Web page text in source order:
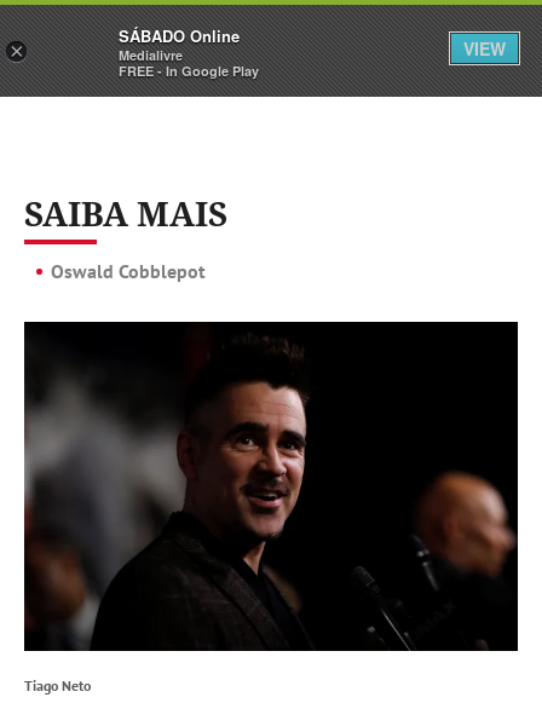
Sábado Assine Iniciar Sessão
SAIBA MAIS
Oswald Cobblepot
Tiago Neto
×
SÁBADO Online
Medialivre
FREE - In Google Play
VIEW